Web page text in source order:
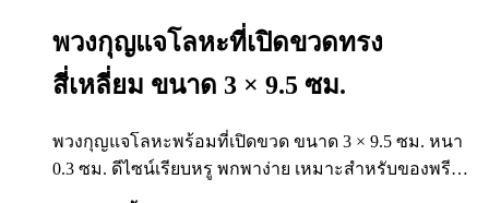
พวงกุญแจโลหะที่เปิดขวดทรง
สี่เหลี่ยม ขนาด 3 × 9.5 ซม.
พวงกุญแจโลหะพร้อมที่เปิดขวด ขนาด 3 × 9.5 ซม. หนา
0.3 ซม. ดีไซน์เรียบหรู พกพาง่าย เหมาะสำหรับของพรีเมี่
ยมองค์กร ของแจกแบรนด์ งานอีเวนต์ และของที่ระลึก